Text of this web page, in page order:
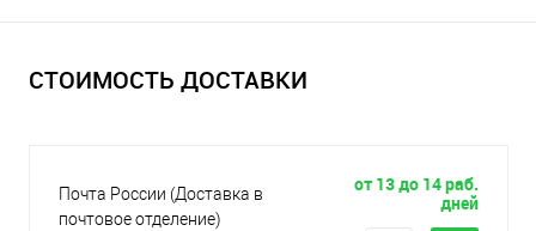
СТОИМОСТЬ ДОСТАВКИ
Почта России (Доставка в
почтовое отделение)
от 13 до 14 раб.
дней